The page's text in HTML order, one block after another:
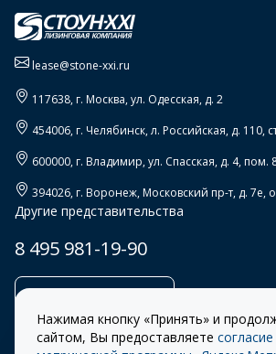
lease@stone-xxi.ru
117638, г. Москва,ул. Одесская, д. 2
454006, г. Челябинск,л. Российская, д. 110,
600000, г. Владимир,ул. Спасская, д. 4, пом.
394026, г. Воронеж,Московский пр-т, д. 7е,
Другие представительства
8 495 981-19-90
Нажимая кнопку «Принять» и
сайтом, Вы предоставляете